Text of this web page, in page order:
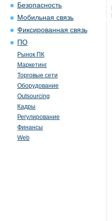
Безопасность
Мобильная связь
Фиксированная связь
ПО
Рынок ПК
Маркетинг
Торговые сети
Оборудование
Outsourcing
Кадры
Регулирование
Финансы
Web